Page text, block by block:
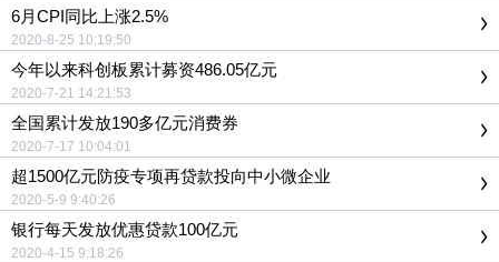
6月CPI同比上涨2.5%
2020-8-25 10:19:50
今年以来科创板累计募资486.05亿元
2020-7-21 14:21:53
全国累计发放190多亿元消费券
2020-7-17 10:04:01
超1500亿元防疫专项再贷款投向中小微企业
2020-5-9 9:40:26
银行每天发放优惠贷款100亿元
2020-4-15 9:18:26